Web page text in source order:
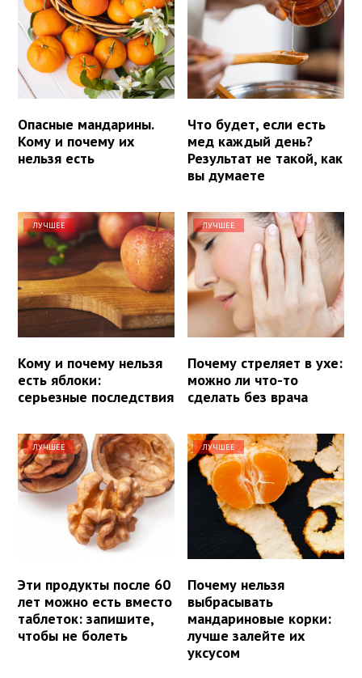
Опасные мандарины.
Кому и почему их
нельзя есть
Что будет, если есть
мед каждый день?
Результат не такой, как
вы думаете
ЛУЧШЕЕ
Кому и почему нельзя
есть яблоки:
серьезные последствия
ЛУЧШЕЕ
Почему стреляет в ухе:
можно ли что-то
сделать без врача
ЛУЧШЕЕ
Эти продукты после 60
лет можно есть вместо
таблеток: запишите,
чтобы не болеть
ЛУЧШЕЕ
Почему нельзя
выбрасывать
мандариновые корки:
лучше залейте их
уксусом